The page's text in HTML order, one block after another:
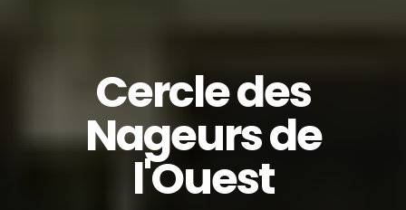
Cercle des
Nageurs de
l'Ouest